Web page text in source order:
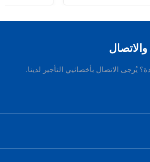
يُرجى الاتصال بأخصائيي التأجير لدينا.